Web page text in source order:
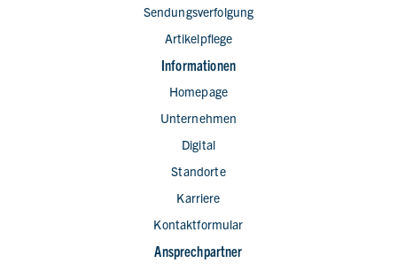
Sendungsverfolgung
Artikelpflege
Informationen
Homepage
Unternehmen
Digital
Standorte
Karriere
Kontaktformular
Ansprechpartner